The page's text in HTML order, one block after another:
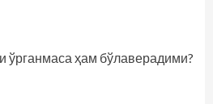
ўрганмаса ҳам бўлаверадими?